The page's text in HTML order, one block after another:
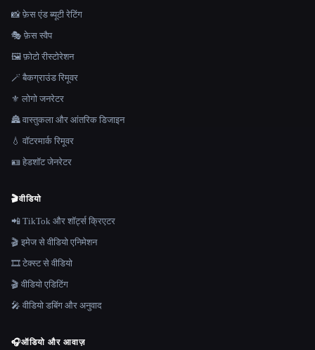
📸 फ़ेस एंड ब्यूटी रेटिंग
🎭 फ़ेस स्वैप
🖼️ फ़ोटो रीस्टोरेशन
🪄 बैकग्राउंड रिमूवर
⚜️ लोगो जनरेटर
🏯 वास्तुकला और आंतरिक डिजाइन
💧 वॉटरमार्क रिमूवर
🪪 हेडशॉट जेनरेटर
🎬वीडियो
📲 TikTok और शॉर्ट्स क्रिएटर
🎬 इमेज से वीडियो एनिमेशन
🎞️ टेक्स्ट से वीडियो
🎬 वीडियो एडिटिंग
🎤 वीडियो डबिंग और अनुवाद
🎧ऑडियो और आवाज़